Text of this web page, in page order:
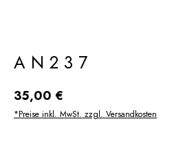
AN237
Regulärer Preis:
35,00 €
*Preise inkl. MwSt. zzgl. Versandkosten